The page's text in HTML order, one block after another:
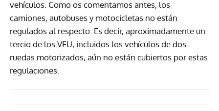
vehículos. Como os comentamos antes, los
camiones, autobuses y motocicletas no están
regulados al respecto. Es decir, aproximadamente un
tercio de los VFU, incluidos los vehículos de dos
ruedas motorizados, aún no están cubiertos por estas
regulaciones.